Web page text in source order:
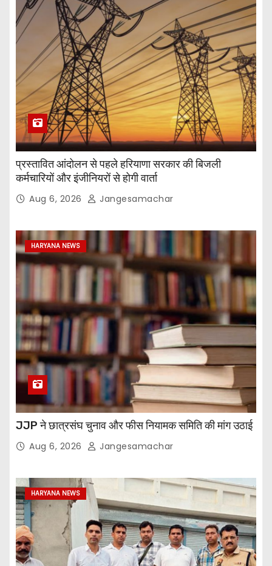
प्रस्तावित आंदोलन से पहले हरियाणा सरकार की बिजली
कर्मचारियों और इंजीनियरों से होगी वार्ता
Aug 6, 2026 Jangesamachar
HARYANA NEWS
JJP ने छात्रसंघ चुनाव और फीस नियामक समिति की मांग उठाई
Aug 6, 2026 Jangesamachar
HARYANA NEWS